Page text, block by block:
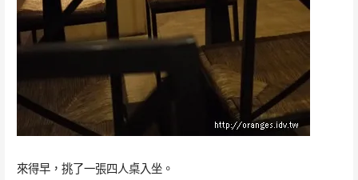
來得早，挑了一張四人桌入坐。